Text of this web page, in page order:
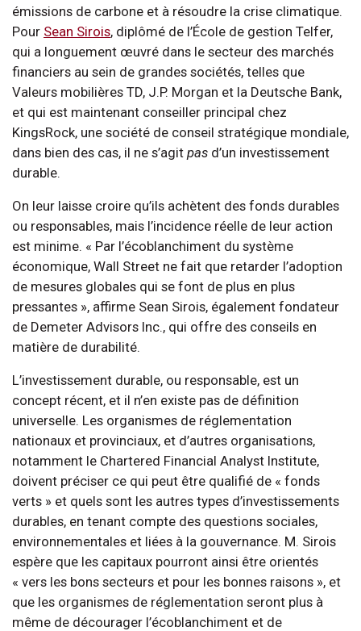
émissions de carbone et à résoudre la crise climatique.
Pour Sean Sirois, diplômé de l’École de gestion Telfer,
qui a longuement œuvré dans le secteur des marchés
financiers au sein de grandes sociétés, telles que
Valeurs mobilières TD, J.P. Morgan et la Deutsche Bank,
et qui est maintenant conseiller principal chez
KingsRock, une société de conseil stratégique mondiale,
dans bien des cas, il ne s’agit pas d’un investissement
durable.
On leur laisse croire qu’ils achètent des fonds durables
ou responsables, mais l’incidence réelle de leur action
est minime. « Par l’écoblanchiment du système
économique, Wall Street ne fait que retarder l’adoption
de mesures globales qui se font de plus en plus
pressantes », affirme Sean Sirois, également fondateur
de Demeter Advisors Inc., qui offre des conseils en
matière de durabilité.
L’investissement durable, ou responsable, est un
concept récent, et il n’en existe pas de définition
universelle. Les organismes de réglementation
nationaux et provinciaux, et d’autres organisations,
notamment le Chartered Financial Analyst Institute,
doivent préciser ce qui peut être qualifié de « fonds
verts » et quels sont les autres types d’investissements
durables, en tenant compte des questions sociales,
environnementales et liées à la gouvernance. M. Sirois
espère que les capitaux pourront ainsi être orientés
« vers les bons secteurs et pour les bonnes raisons », et
que les organismes de réglementation seront plus à
même de décourager l’écoblanchiment et de